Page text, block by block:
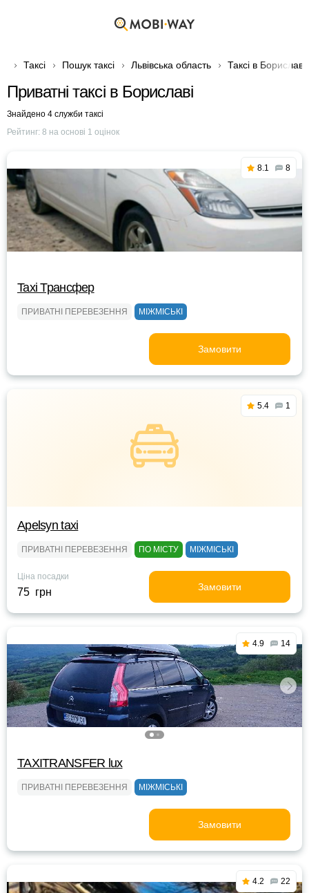
Таксі Пошук таксі Львівська область Таксі в Бориславі
Приватні таксі в Бориславі
Знайдено 4 служби таксі
Рейтинг: 8 на основі 1 оцінок
8.1 8
Taxi Трансфер
ПРИВАТНІ ПЕРЕВЕЗЕННЯ МІЖМІСЬКІ
Замовити
5.4 1
Apelsyn taxi
ПРИВАТНІ ПЕРЕВЕЗЕННЯ ПО МІСТУ МІЖМІСЬКІ
Ціна посадки
75 грн Замовити
4.9 14
TAXITRANSFER lux
ПРИВАТНІ ПЕРЕВЕЗЕННЯ МІЖМІСЬКІ
Замовити
4.2 22